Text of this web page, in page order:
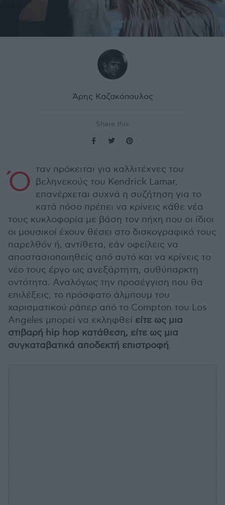
Άρης Καζακόπουλος
Share this
Ό ταν πρόκειται για καλλιτέχνες του
βεληνεκούς του Kendrick Lamar,
επανέρχεται συχνά η συζήτηση για το
κατά πόσο πρέπει να κρίνεις κάθε νέα
τους κυκλοφορία με βάση τον πήχη που οι ίδιοι
οι μουσικοί έχουν θέσει στο δισκογραφικό τους
παρελθόν ή, αντίθετα, εάν οφείλεις να
αποστασιοποιηθείς από αυτό και να κρίνεις το
νέο τους έργο ως ανεξάρτητη, αυθύπαρκτη
οντότητα. Αναλόγως την προσέγγιση που θα
επιλέξεις, το πρόσφατο άλμπουμ του
χαρισματικού ράπερ από το Compton του Los
Angeles μπορεί να εκληφθεί είτε ως μια
στιβαρή hip hop κατάθεση, είτε ως μια
συγκαταβατικά αποδεκτή επιστροφή.